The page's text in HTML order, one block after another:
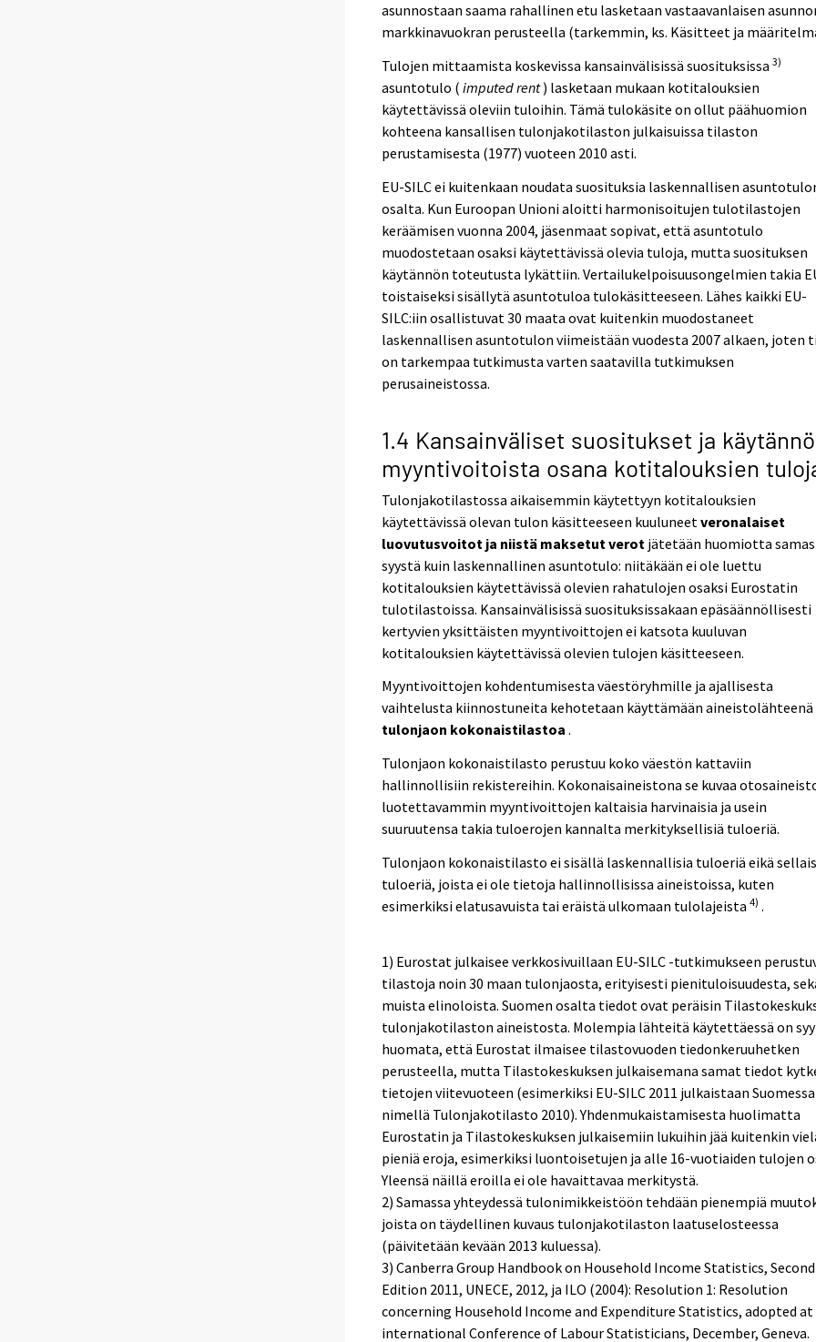
asunnostaan saama rahallinen etu lasketaan vastaavanlaisen
markkinavuokran perusteella (tarkemmin, ks. Käsitteet ja
Tulojen mittaamista koskevissa kansainvälisissä suosituksissa3)
asuntotulo (imputed rent) lasketaan mukaan kotitalouksien
käytettävissä oleviin tuloihin. Tämä tulokäsite on ollut päähuomion
kohteena kansallisen tulonjakotilaston julkaisuissa tilaston
perustamisesta (1977) vuoteen 2010 asti.
EU-SILC ei kuitenkaan noudata suosituksia laskennallisen
osalta. Kun Euroopan Unioni aloitti harmonisoitujen tulotilastojen
keräämisen vuonna 2004, jäsenmaat sopivat, että asuntotulo
muodostetaan osaksi käytettävissä olevia tuloja, mutta suosituksen
käytännön toteutusta lykättiin. Vertailukelpoisuusongelmien takia
toistaiseksi sisällytä asuntotuloa tulokäsitteeseen. Lähes kaikki EU-
SILC:iin osallistuvat 30 maata ovat kuitenkin muodostaneet
laskennallisen asuntotulon viimeistään vuodesta 2007 alkaen, joten
on tarkempaa tutkimusta varten saatavilla tutkimuksen
perusaineistossa.
1.4 Kansainväliset suositukset ja
myyntivoitoista osana kotitalouksien
Tulonjakotilastossa aikaisemmin käytettyyn kotitalouksien
käytettävissä olevan tulon käsitteeseen kuuluneetveronalaiset
luovutusvoitot ja niistä maksetut verot jätetään huomiotta
syystä kuin laskennallinen asuntotulo: niitäkään ei ole luettu
kotitalouksien käytettävissä olevien rahatulojen osaksi Eurostatin
tulotilastoissa. Kansainvälisissä suosituksissakaan epäsäännöllisesti
kertyvien yksittäisten myyntivoittojen ei katsota kuuluvan
kotitalouksien käytettävissä olevien tulojen käsitteeseen.
Myyntivoittojen kohdentumisesta väestöryhmille ja ajallisesta
vaihtelusta kiinnostuneita kehotetaan käyttämään aineistolähteenä
tulonjaon kokonaistilastoa .
Tulonjaon kokonaistilasto perustuu koko väestön kattaviin
hallinnollisiin rekistereihin. Kokonaisaineistona se kuvaa
luotettavammin myyntivoittojen kaltaisia harvinaisia ja usein
suuruutensa takia tuloerojen kannalta merkityksellisiä tuloeriä.
Tulonjaon kokonaistilasto ei sisällä laskennallisia tuloeriä eikä
tuloeriä, joista ei ole tietoja hallinnollisissa aineistoissa, kuten
esimerkiksi elatusavuista tai eräistä ulkomaan tulolajeista4) .
1) Eurostat julkaisee verkkosivuillaan EU-SILC -tutkimukseen
tilastoja noin 30 maan tulonjaosta, erityisesti pienituloisuudesta,
muista elinoloista. Suomen osalta tiedot ovat peräisin
tulonjakotilaston aineistosta. Molempia lähteitä käytettäessä on
huomata, että Eurostat ilmaisee tilastovuoden tiedonkeruuhetken
perusteella, mutta Tilastokeskuksen julkaisemana samat tiedot
tietojen viitevuoteen (esimerkiksi EU-SILC 2011 julkaistaan Suomessa
nimellä Tulonjakotilasto 2010). Yhdenmukaistamisesta huolimatta
Eurostatin ja Tilastokeskuksen julkaisemiin lukuihin jää kuitenkin
pieniä eroja, esimerkiksi luontoisetujen ja alle 16-vuotiaiden tulojen
Yleensä näillä eroilla ei ole havaittavaa merkitystä.
2) Samassa yhteydessä tulonimikkeistöön tehdään pienempiä
joista on täydellinen kuvaus tulonjakotilaston laatuselosteessa
(päivitetään kevään 2013 kuluessa).
3) Canberra Group Handbook on Household Income Statistics, Second
Edition 2011, UNECE, 2012, ja ILO (2004): Resolution 1: Resolution
concerning Household Income and Expenditure Statistics, adopted
international Conference of Labour Statisticians, December, Geneva.